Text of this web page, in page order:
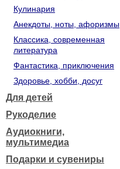
Кулинария
Анекдоты, ноты, афоризмы
Классика, современная
литература
Фантастика, приключения
Здоровье, хобби, досуг
Для детей
Рукоделие
Аудиокниги,
мультимедиа
Подарки и сувениры